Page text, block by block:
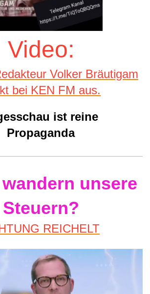
Video:
Volker Bräutigam
bei KEN FM aus.
ist reine
Propaganda
unsere
Steuern?
REICHELT